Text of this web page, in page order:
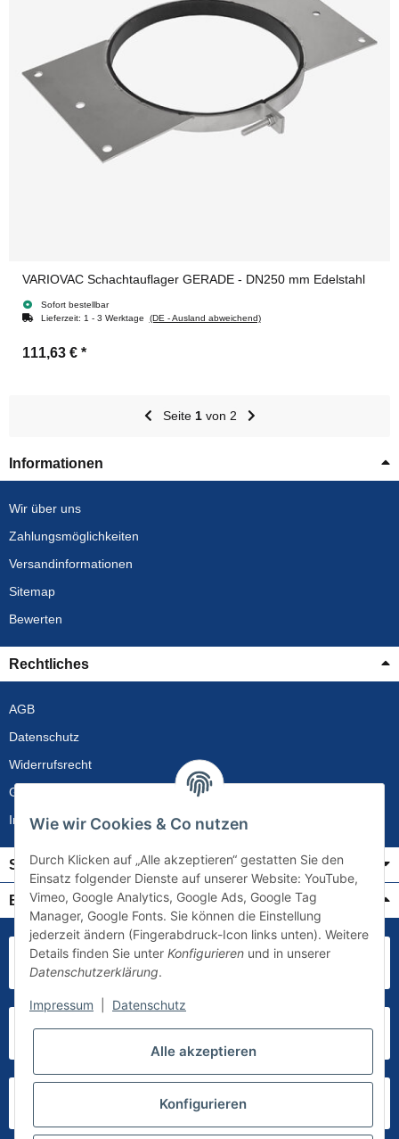
VARIOVAC Schachtauflager GERADE - DN250 mm Edelstahl
Sofort bestellbar
Lieferzeit: 1 - 3 Werktage (DE - Ausland abweichend)
111,63 € *
Seite 1von 2
Informationen
Wir über uns
Zahlungsmöglichkeiten
Versandinformationen
Sitemap
Bewerten
Rechtliches
AGB
Datenschutz
Widerrufsrecht
Gewährleistung
Impressum
Service
Bezahlung & Versand
Wie wir Cookies & Co nutzen
Durch Klicken auf „Alle akzeptieren“ gestatten Sie den
Einsatz folgender Dienste auf unserer Website: YouTube,
Vimeo, Google Analytics, Google Ads, Google Tag
Manager, Google Fonts. Sie können die Einstellung
jederzeit ändern (Fingerabdruck-Icon links unten). Weitere
Details finden Sie unter Konfigurieren und in unserer
Datenschutzerklärung.
Impressum Datenschutz
Alle akzeptieren
Konfigurieren